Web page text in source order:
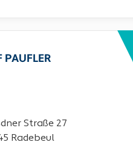
PAUFLER
Straße 27
Radebeul